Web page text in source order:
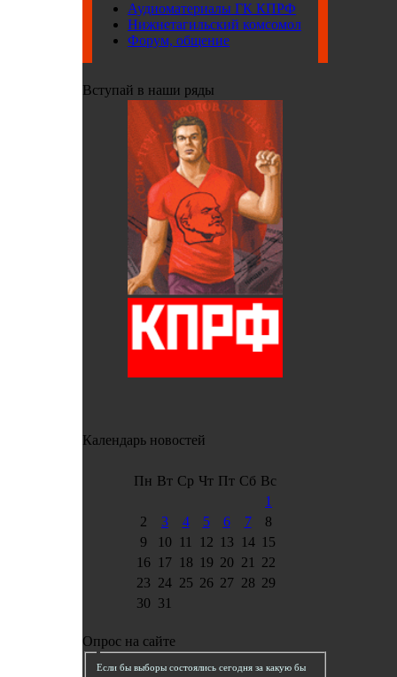
Аудиоматериалы ГК КПРФ
Нижнетагильский комсомол
Форум, общение
Вступай в наши ряды
Календарь новостей
Пн Вт Ср Чт Пт Сб Вс
1
2
3 4 5 6 7
8
9
10 11 12 13 14 15
16
17 18 19 20 21
22
23 24 25 26 27 28 29
30 31
Опрос на сайте
Если бы выборы состоялись сегодня за какую бы